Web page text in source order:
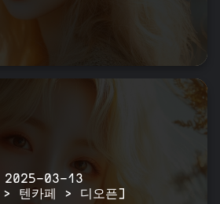
2025-03-13
> 텐카페 > 디오픈]